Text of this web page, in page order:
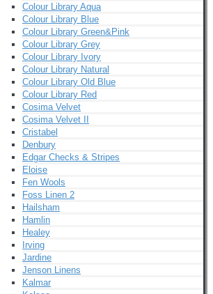
Colour Library Aqua
Colour Library Blue
Colour Library Green&Pink
Colour Library Grey
Colour Library Ivory
Colour Library Natural
Colour Library Old Blue
Colour Library Red
Cosima Velvet
Cosima Velvet II
Cristabel
Denbury
Edgar Checks & Stripes
Eloise
Fen Wools
Foss Linen 2
Hailsham
Hamlin
Healey
Irving
Jardine
Jenson Linens
Kalmar